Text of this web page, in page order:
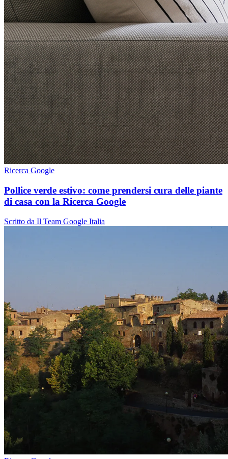
Ricerca Google
Pollice verde estivo: come prendersi cura delle piante
di casa con la Ricerca Google
Scritto da Il Team Google Italia